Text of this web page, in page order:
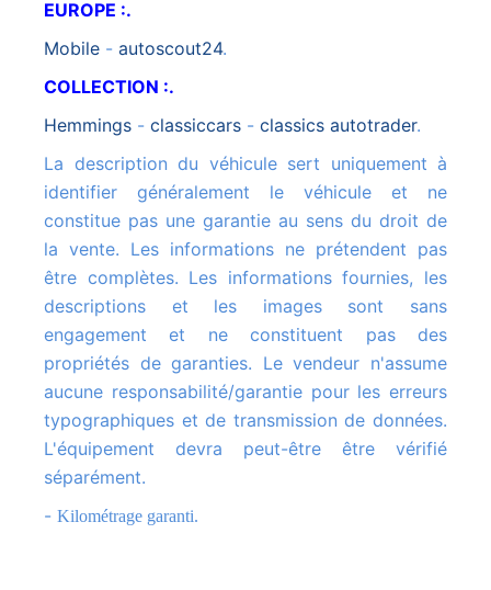
EUROPE :.
mobile - autoscout24.
COLLECTION :.
hemmings - classiccars - classics autotrader.
La description du véhicule sert uniquement à
identifier généralement le véhicule et ne
constitue pas une garantie au sens du droit de
la vente. Les informations ne prétendent pas
être complètes. Les informations fournies, les
descriptions et les images sont sans
engagement et ne constituent pas des
propriétés de garanties. Le vendeur n'assume
aucune responsabilité/garantie pour les erreurs
typographiques et de transmission de données.
L'équipement devra peut-être être vérifié
séparément.
Kilométrage garanti.